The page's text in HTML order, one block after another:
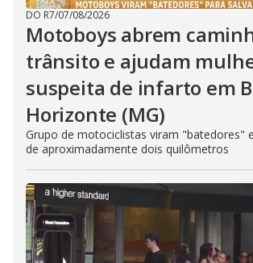
DO R7/07/08/2026
Motoboys abrem
trânsito e ajudam
suspeita de infarto em
Horizonte (MG)
Grupo de motociclistas viram "batedores"
de aproximadamente dois quilômetros